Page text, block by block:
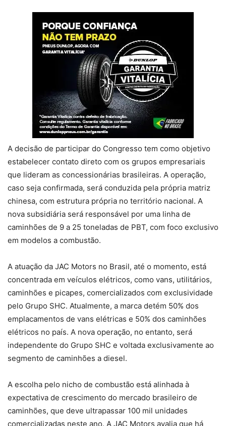
A decisão de participar do Congresso tem como objetivo
estabelecer contato direto com os grupos empresariais
que lideram as concessionárias brasileiras. A operação,
caso seja confirmada, será conduzida pela própria matriz
chinesa, com estrutura própria no território nacional. A
nova subsidiária será responsável por uma linha de
caminhões de 9 a 25 toneladas de PBT, com foco exclusivo
em modelos a combustão.
A atuação da JAC Motors no Brasil, até o momento, está
concentrada em veículos elétricos, como vans, utilitários,
caminhões e picapes, comercializados com exclusividade
pelo Grupo SHC. Atualmente, a marca detém 50% dos
emplacamentos de vans elétricas e 50% dos caminhões
elétricos no país. A nova operação, no entanto, será
independente do Grupo SHC e voltada exclusivamente ao
segmento de caminhões a diesel.
A escolha pelo nicho de combustão está alinhada à
expectativa de crescimento do mercado brasileiro de
caminhões, que deve ultrapassar 100 mil unidades
comercializadas neste ano. A JAC Motors avalia que há